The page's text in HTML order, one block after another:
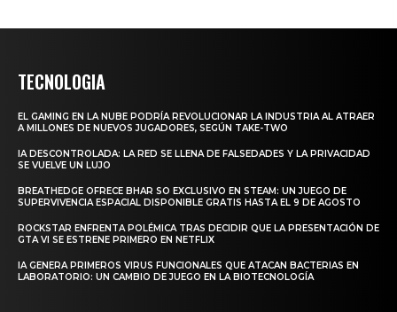
TECNOLOGIA
EL GAMING EN LA NUBE PODRÍA REVOLUCIONAR LA INDUSTRIA AL ATRAER
A MILLONES DE NUEVOS JUGADORES, SEGÚN TAKE-TWO
IA DESCONTROLADA: LA RED SE LLENA DE FALSEDADES Y LA PRIVACIDAD
SE VUELVE UN LUJO
BREATHEDGE OFRECE BHAR SO EXCLUSIVO EN STEAM: UN JUEGO DE
SUPERVIVENCIA ESPACIAL DISPONIBLE GRATIS HASTA EL 9 DE AGOSTO
ROCKSTAR ENFRENTA POLÉMICA TRAS DECIDIR QUE LA PRESENTACIÓN DE
GTA VI SE ESTRENE PRIMERO EN NETFLIX
IA GENERA PRIMEROS VIRUS FUNCIONALES QUE ATACAN BACTERIAS EN
LABORATORIO: UN CAMBIO DE JUEGO EN LA BIOTECNOLOGÍA